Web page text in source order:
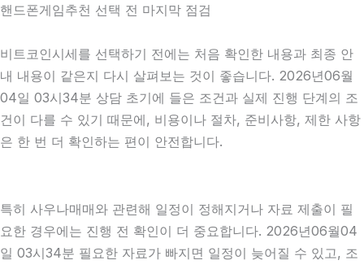
핸드폰게임추천 선택 전 마지막 점검
비트코인시세를 선택하기 전에는 처음 확인한 내용과 최종 안
내 내용이 같은지 다시 살펴보는 것이 좋습니다. 2026년06월
04일 03시34분 상담 초기에 들은 조건과 실제 진행 단계의 조
건이 다를 수 있기 때문에, 비용이나 절차, 준비사항, 제한 사항
은 한 번 더 확인하는 편이 안전합니다.
특히 사우나매매와 관련해 일정이 정해지거나 자료 제출이 필
요한 경우에는 진행 전 확인이 더 중요합니다. 2026년06월04
일 03시34분 필요한 자료가 빠지면 일정이 늦어질 수 있고, 조